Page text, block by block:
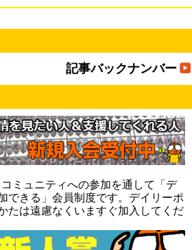
記事バックナンバー
ミュニティへの参加を通して「デ
できる」会員制度です。デイリーポ
たは遠慮なくいますぐ加入してくだ